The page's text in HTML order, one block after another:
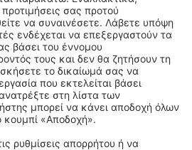
παντός νομίμου δικαιώματος.